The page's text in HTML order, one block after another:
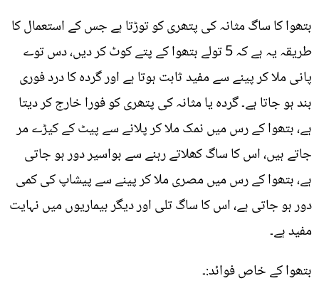
بتھوا کا ساگ مثانہ کی پتھری کو توڑتا ہے جس کے استعمال کا
طریقہ یہ ہے کہ 5 تولے بتھوا کے پتے کوٹ کر دیں، دس توے
پانی ملا کر پینے سے مفید ثابت ہوتا ہے اور گردہ کا درد فوری
بند ہو جاتا ہے۔ گردہ یا مثانہ کی پتھری کو فورا خارج کر دیتا
ہے، بتھوا کے رس میں نمک ملا کر پلانے سے پیٹ کے کیڑے مر
جاتے ہیں، اس کا ساگ کھلاتے رہنے سے بواسیر دور ہو جاتی
ہے، بتھوا کے رس میں مصری ملا کر پینے سے پیشاپ کی کمی
دور ہو جاتی ہے، اس کا ساگ تلی اور دیگر بیماریوں میں نہایت
مفید ہے۔
بتھوا کے خاص فوائد:۔